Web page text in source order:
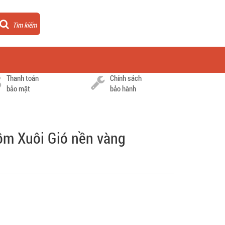
Tìm kiếm
Thanh toán
bảo mật
Chính sách
bảo hành
Xuôi Gió nền vàng